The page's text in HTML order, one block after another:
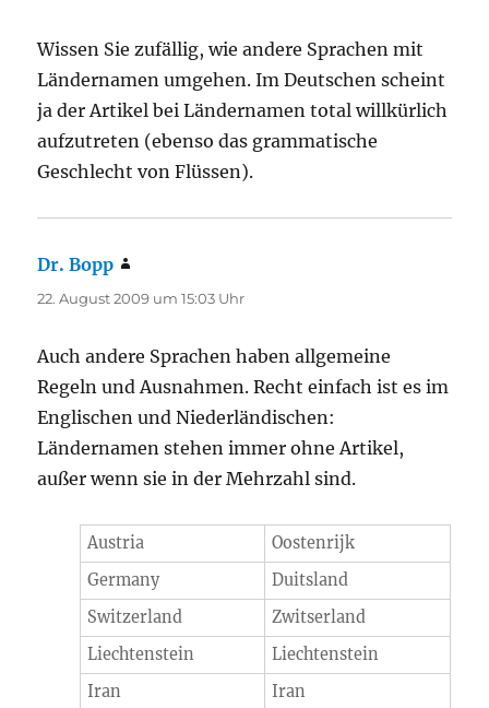
Wissen Sie zufällig, wie andere Sprachen mit
Ländernamen umgehen. Im Deutschen scheint
ja der Artikel bei Ländernamen total willkürlich
aufzutreten (ebenso das grammatische
Geschlecht von Flüssen).
Dr. Bopp
22. August 2009 um 15:03 Uhr
Auch andere Sprachen haben allgemeine
Regeln und Ausnahmen. Recht einfach ist es im
Englischen und Niederländischen:
Ländernamen stehen immer ohne Artikel,
außer wenn sie in der Mehrzahl sind.
Austria
Oostenrijk
Germany
Duitsland
Switzerland
Zwitserland
Liechtenstein
Liechtenstein
Iran
Iran